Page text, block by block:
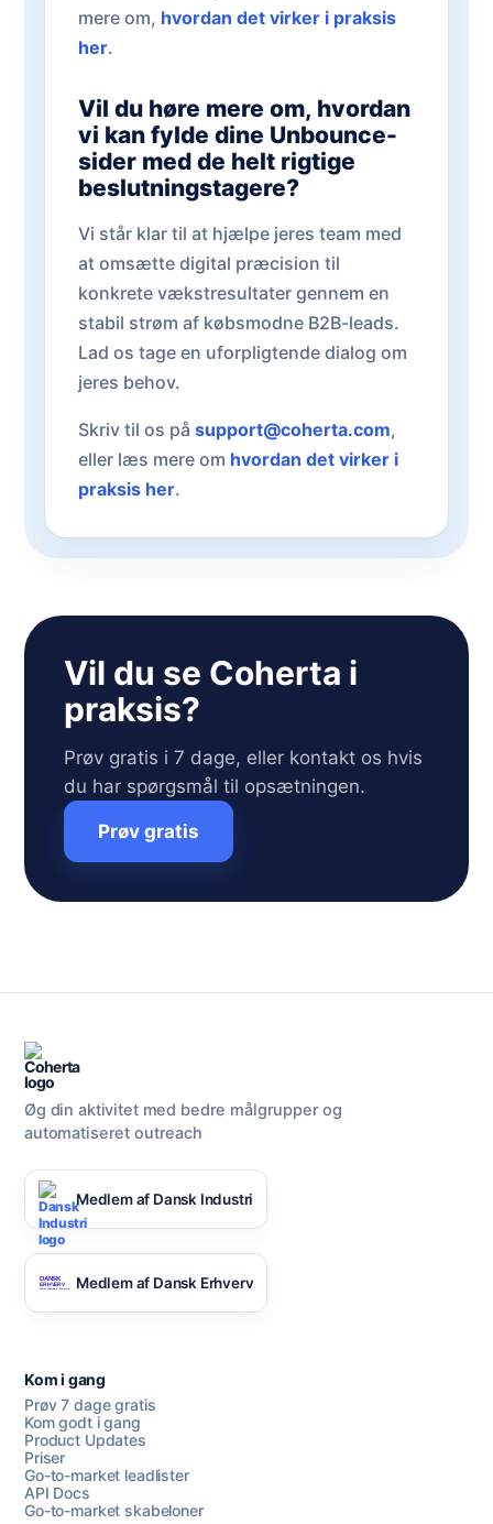
mere om, hvordan det virker i praksis
her.
Vil du høre mere om, hvordan
vi kan fylde dine Unbounce-
sider med de helt rigtige
beslutningstagere?
Vi står klar til at hjælpe jeres team med
at omsætte digital præcision til
konkrete vækstresultater gennem en
stabil strøm af købsmodne B2B-leads.
Lad os tage en uforpligtende dialog om
jeres behov.
Skriv til os på support@coherta.com,
eller læs mere om hvordan det virker i
praksis her.
Vil du se Coherta i
praksis?
Prøv gratis i 7 dage, eller kontakt os hvis
du har spørgsmål til opsætningen.
Prøv gratis
Øg din aktivitet med bedre målgrupper og
automatiseret outreach
Medlem af Dansk Industri
Medlem af Dansk Erhverv
Kom i gang
Prøv 7 dage gratis
Kom godt i gang
Product Updates
Priser
Go-to-market leadlister
API Docs
Go-to-market skabeloner